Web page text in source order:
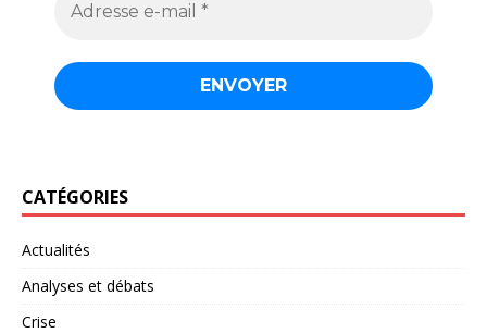
CATÉGORIES
Actualités
Analyses et débats
Crise